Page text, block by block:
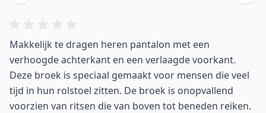
Makkelijk te dragen heren pantalon met een
verhoogde achterkant en een verlaagde voorkant.
Deze broek is speciaal gemaakt voor mensen die veel
tijd in hun rolstoel zitten. De broek is onopvallend
voorzien van ritsen die van boven tot beneden reiken.